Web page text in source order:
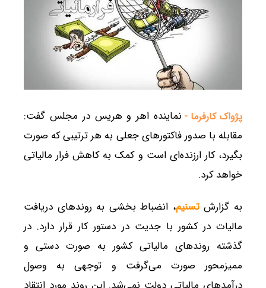
پژواک کارفرما - نماینده اهر و هریس در مجلس گفت:
مقابله با صدور فاکتورهای جعلی به هر ترتیبی که صورت
بگیرد، کار ارزنده‌ای است و کمک به کاهش فرار مالیاتی
خواهد کرد.
به گزارشتسنیم، انضباط‌ بخشی به روندهای دریافت
مالیات در کشور با جدیت در دستور کار قرار دارد. در
گذشته روندهای مالیاتی کشور به صورت دستی و
ممیزمحور صورت می‌گرفت و توجهی به وصول